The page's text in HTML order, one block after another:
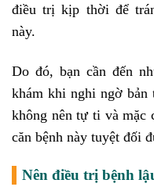
điều trị kịp thời để
này.
Do đó, bạn cần đến
khám khi nghi ngờ bản
không nên tự ti và mặc
căn bệnh này tuyệt đối
Nên điều trị bệnh